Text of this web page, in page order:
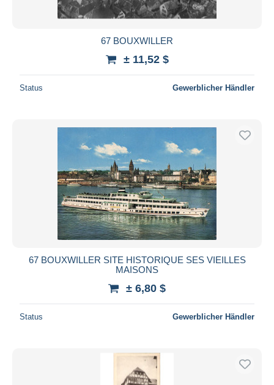
67 BOUXWILLER
± 11,52 $
Status Gewerblicher Händler
67 BOUXWILLER SITE HISTORIQUE SES VIEILLES
MAISONS
± 6,80 $
Status Gewerblicher Händler